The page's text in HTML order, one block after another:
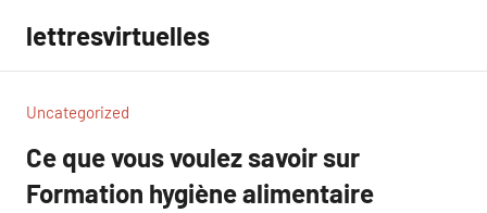
contenu
lettresvirtuelles
Uncategorized
Ce que vous voulez savoir sur
Formation hygiène alimentaire